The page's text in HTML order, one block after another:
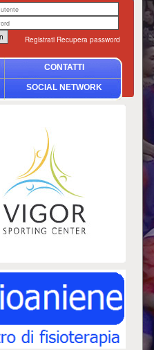
Registrati Recupera password
CONTATTI
SOCIAL NETWORK